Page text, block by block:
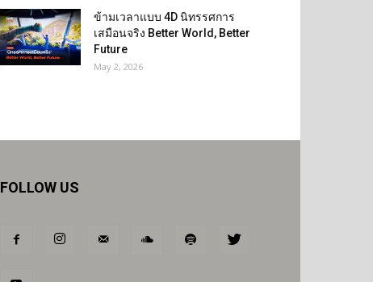
ข้ามเวลาแบบ 4D นิทรรศการ
เสมือนจริง Better World, Better
Future
May 2, 2026
FOLLOW US